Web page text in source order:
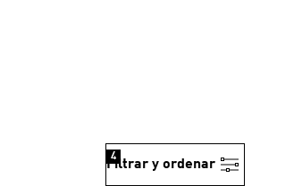
Filtrar y ordenar
4